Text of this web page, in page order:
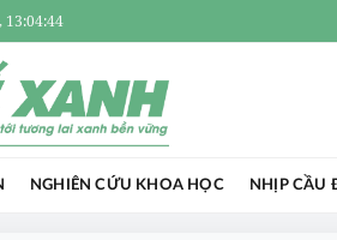
13:04:45
NGHIÊN CỨU KHOA HỌC NHỊP CẦU